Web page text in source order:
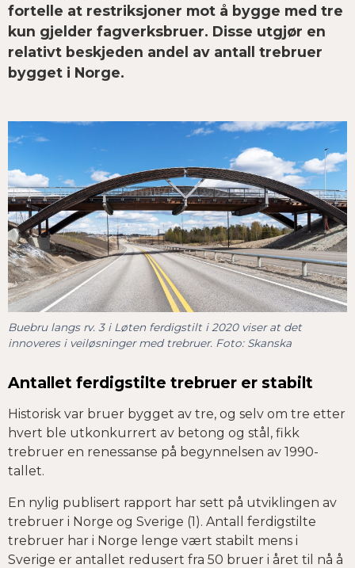
fortelle at restriksjoner mot å bygge med tre
kun gjelder fagverksbruer. Disse utgjør en
relativt beskjeden andel av antall trebruer
bygget i Norge.
Buebru langs rv. 3 i Løten ferdigstilt i 2020 viser at det
innoveres i veiløsninger med trebruer. Foto: Skanska
Antallet ferdigstilte trebruer er stabilt
Historisk var bruer bygget av tre, og selv om tre etter
hvert ble utkonkurrert av betong og stål, fikk
trebruer en renessanse på begynnelsen av 1990-
tallet.
En nylig publisert rapport har sett på utviklingen av
trebruer i Norge og Sverige (1). Antall ferdigstilte
trebruer har i Norge lenge vært stabilt mens i
Sverige er antallet redusert fra 50 bruer i året til nå å